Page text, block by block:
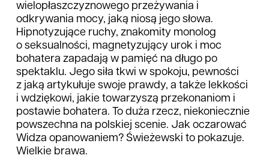
wielopłaszczyznowego przeżywania i
odkrywania mocy, jaką niosą jego słowa.
Hipnotyzujące ruchy, znakomity monolog
o seksualności, magnetyzujący urok i moc
bohatera zapadają w pamięć na długo po
spektaklu. Jego siła tkwi w spokoju, pewności
z jaką artykułuje swoje prawdy, a także lekkości
i wdziękowi, jakie towarzyszą przekonaniom i
postawie bohatera. To duża rzecz, niekoniecznie
powszechna na polskiej scenie. Jak oczarować
Widza opanowaniem? Świeżewski to pokazuje.
Wielkie brawa.